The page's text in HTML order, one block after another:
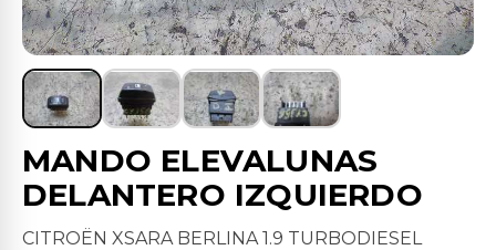
MANDO ELEVALUNAS
DELANTERO IZQUIERDO
CITROËN XSARA BERLINA 1.9 TURBODIESEL